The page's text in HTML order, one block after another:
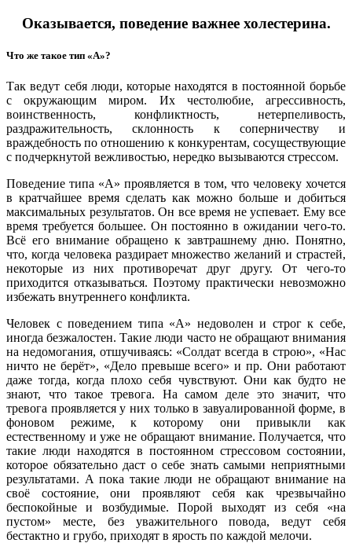
Оказывается, поведение важнее холестерина.
Что же такое тип «А»?
Так ведут себя люди, которые находятся в постоянной борьбе
с окружающим миром. Их честолюбие, агрессивность,
воинственность, конфликтность, нетерпеливость,
раздражительность, склонность к соперничеству и
враждебность по отношению к конкурентам, сосуществующие
с подчеркнутой вежливостью, нередко вызываются стрессом.
Поведение типа «А» проявляется в том, что человеку хочется
в кратчайшее время сделать как можно больше и добиться
максимальных результатов. Он все время не успевает. Ему все
время требуется большее. Он постоянно в ожидании чего-то.
Всё его внимание обращено к завтрашнему дню. Понятно,
что, когда человека раздирает множество желаний и страстей,
некоторые из них противоречат друг другу. От чего-то
приходится отказываться. Поэтому практически невозможно
избежать внутреннего конфликта.
Человек с поведением типа «А» недоволен и строг к себе,
иногда безжалостен. Такие люди часто не обращают внимания
на недомогания, отшучиваясь: «Солдат всегда в строю», «Нас
ничто не берёт», «Дело превыше всего» и пр. Они работают
даже тогда, когда плохо себя чувствуют. Они как будто не
знают, что такое тревога. На самом деле это значит, что
тревога проявляется у них только в завуалированной форме, в
фоновом режиме, к которому они привыкли как
естественному и уже не обращают внимание. Получается, что
такие люди находятся в постоянном стрессовом состоянии,
которое обязательно даст о себе знать самыми неприятными
результатами. А пока такие люди не обращают внимание на
своё состояние, они проявляют себя как чрезвычайно
беспокойные и возбудимые. Порой выходят из себя «на
пустом» месте, без уважительного повода, ведут себя
бестактно и грубо, приходят в ярость по каждой мелочи.